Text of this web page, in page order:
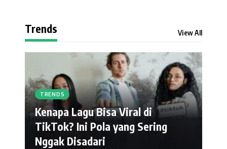
Trends View All
TRENDS
Kenapa Lagu Bisa Viral di
TikTok? Ini Pola yang Sering
Nggak Disadari